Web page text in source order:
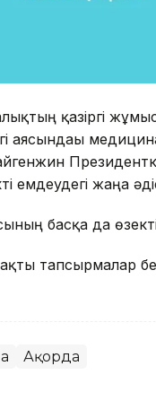
қазіргі
аясындағы
емдеудегі жаңа
басқа да
тапсырмалар
Ақорда